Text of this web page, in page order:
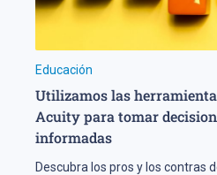
Educación
Utilizamos las
Acuity para tomar
informadas
Descubra los pros y los contras